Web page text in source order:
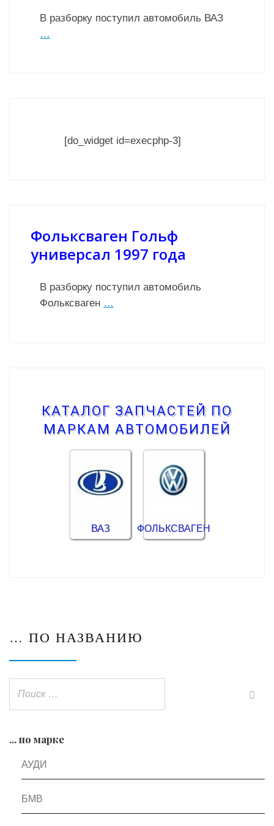
В разборку поступил автомобиль ВАЗ
…
[do_widget id=execphp-3]
Фольксваген Гольф
универсал 1997 года
В разборку поступил автомобиль
Фольксваген …
КАТАЛОГ ЗАПЧАСТЕЙ ПО
МАРКАМ АВТОМОБИЛЕЙ
ВАЗ ФОЛЬКСВАГЕН
… ПО НАЗВАНИЮ
... по марке
АУДИ
БМВ